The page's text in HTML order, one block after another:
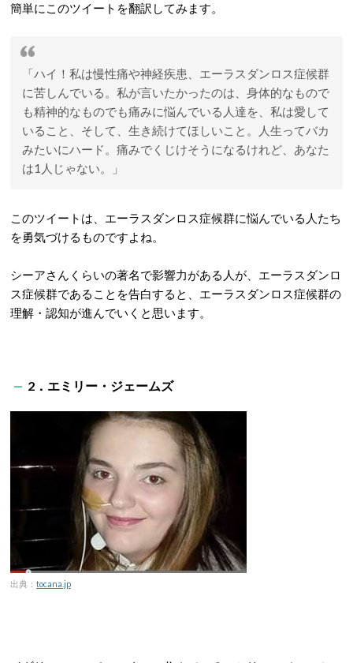
簡単にこのツイートを翻訳してみます。
「ハイ！私は慢性痛や神経疾患、エーラスダンロス症候群
に苦しんでいる。私が言いたかったのは、身体的なもので
も精神的なものでも痛みに悩んでいる人達を、私は愛して
いること、そして、生き続けてほしいこと。人生ってバカ
みたいにハード。痛みでくじけそうになるけれど、あなた
は1人じゃない。」
このツイートは、エーラスダンロス症候群に悩んでいる人たち
を勇気づけるものですよね。
シーアさんくらいの著名で影響力がある人が、エーラスダンロ
ス症候群であることを告白すると、エーラスダンロス症候群の
理解・認知が進んでいくと思います。
2．エミリー・ジェームズ
出典： tocana.jp